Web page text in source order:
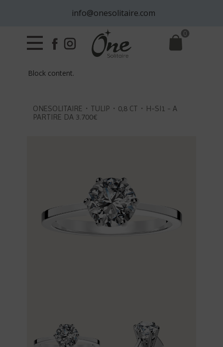
info@onesolitaire.com
0
Block content.
ONESOLITAIRE・TULIP・0,8 CT・H-SI1 - A
PARTIRE DA 3.700€